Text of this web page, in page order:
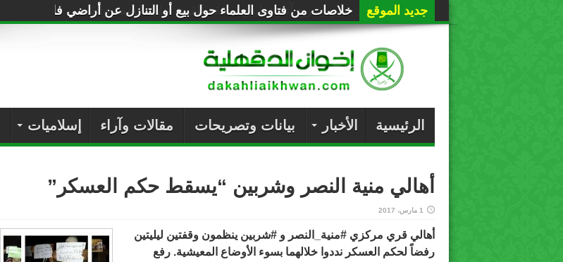
جديد الموقع خلاصات من فتاوى العلماء حول بيع أو التنازل عن أراضي فلسطين
الرئيسية الأخبار بيانات وتصريحات مقالات وآراء إسلاميات
أهالي منية النصر وشربين “يسقط حكم العسكر”
1 مارس، 2017
أهالي قري مركزي #منية_النصر و #شربين ينظمون وقفتين ليليتين
رفضاً لحكم العسكر نددوا خلالهما بسوء الأوضاع المعيشية. رفع